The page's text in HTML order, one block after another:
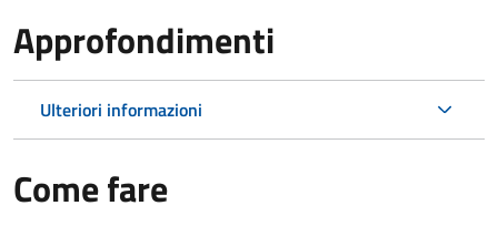
Approfondimenti
Ulteriori informazioni
Come fare